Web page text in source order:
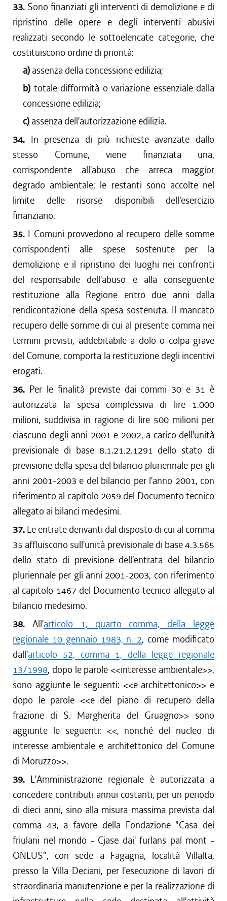
33. Sono finanziati gli interventi di demolizione e di
ripristino delle opere e degli interventi abusivi
realizzati secondo le sottoelencate categorie, che
costituiscono ordine di priorità:
a) assenza della concessione edilizia;
b) totale difformità o variazione essenziale dalla
concessione edilizia;
c) assenza dell'autorizzazione edilizia.
34. In presenza di più richieste avanzate dallo
stesso Comune, viene finanziata una,
corrispondente all'abuso che arreca maggior
degrado ambientale; le restanti sono accolte nel
limite delle risorse disponibili dell'esercizio
finanziario.
35. I Comuni provvedono al recupero delle somme
corrispondenti alle spese sostenute per la
demolizione e il ripristino dei luoghi nei confronti
del responsabile dell'abuso e alla conseguente
restituzione alla Regione entro due anni dalla
rendicontazione della spesa sostenuta. Il mancato
recupero delle somme di cui al presente comma nei
termini previsti, addebitabile a dolo o colpa grave
del Comune, comporta la restituzione degli incentivi
erogati.
36. Per le finalità previste dai commi 30 e 31 è
autorizzata la spesa complessiva di lire 1.000
milioni, suddivisa in ragione di lire 500 milioni per
ciascuno degli anni 2001 e 2002, a carico dell'unità
previsionale di base 8.1.21.2.1291 dello stato di
previsione della spesa del bilancio pluriennale per gli
anni 2001-2003 e del bilancio per l'anno 2001, con
riferimento al capitolo 2059 del Documento tecnico
allegato ai bilanci medesimi.
37. Le entrate derivanti dal disposto di cui al comma
35 affluiscono sull'unità previsionale di base 4.3.565
dello stato di previsione dell'entrata del bilancio
pluriennale per gli anni 2001-2003, con riferimento
al capitolo 1467 del Documento tecnico allegato al
bilancio medesimo.
38. All'articolo 1, quarto comma, della legge
regionale 10 gennaio 1983, n. 2, come modificato
dall'articolo 52, comma 1, della legge regionale
13/1998, dopo le parole <<interesse ambientale>>,
sono aggiunte le seguenti: <<e architettonico>> e
dopo le parole <<e del piano di recupero della
frazione di S. Margherita del Gruagno>> sono
aggiunte le seguenti: <<, nonché del nucleo di
interesse ambientale e architettonico del Comune
di Moruzzo>>.
39. L'Amministrazione regionale è autorizzata a
concedere contributi annui costanti, per un periodo
di dieci anni, sino alla misura massima prevista dal
comma 43, a favore della Fondazione "Casa dei
friulani nel mondo - Cjase dai' furlans pal mont -
ONLUS", con sede a Fagagna, località Villalta,
presso la Villa Deciani, per l'esecuzione di lavori di
straordinaria manutenzione e per la realizzazione di